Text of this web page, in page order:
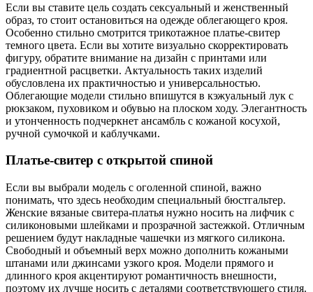
Если вы ставите цель создать сексуальный и женственный
образ, то стоит остановиться на одежде облегающего кроя.
Особенно стильно смотрится трикотажное платье-свитер
темного цвета. Если вы хотите визуально скорректировать
фигуру, обратите внимание на дизайн с принтами или
градиентной расцветки. Актуальность таких изделий
обусловлена их практичностью и универсальностью.
Облегающие модели стильно впишутся в кэжуальный лук с
рюкзаком, пуховиком и обувью на плоском ходу. Элегантность
и утонченность подчеркнет ансамбль с кожаной косухой,
ручной сумочкой и каблучками.
Платье-свитер с открытой спиной
Если вы выбрали модель с оголенной спиной, важно
понимать, что здесь необходим специальный бюстгальтер.
Женские вязаные свитера-платья нужно носить на лифчик с
силиконовыми шлейками и прозрачной застежкой. Отличным
решением будут накладные чашечки из мягкого силикона.
Свободный и объемный верх можно дополнить кожаными
штанами или джинсами узкого кроя. Модели прямого и
длинного кроя акцентируют романтичность внешности,
поэтому их лучше носить с деталями соответствующего стиля.